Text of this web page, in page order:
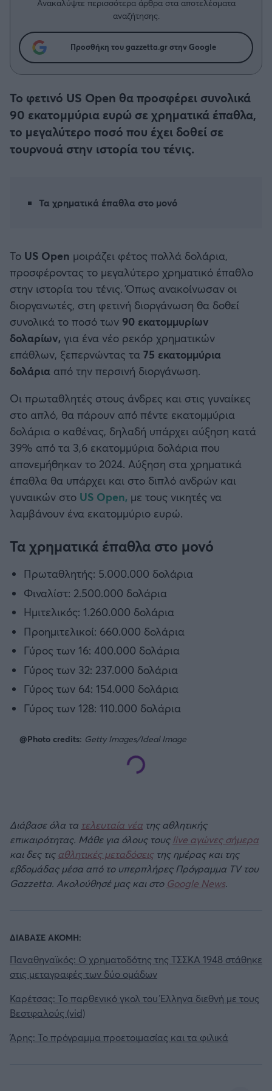
Δημήτρης Τσορμπατζόγλου
Λεβαδειακός
Βόλος
Ατρόμητος Αθηνών
Καλαμάτα
Ηρακλής
Μπαρτσελόνα
Ρεάλ Μαδρίτης
Ατλέτικο Μαδρίτης
Μάντσεστερ Γιουνάιτεντ
Μάντσεστερ Σίτι
Λίβερπουλ
Τσέλσι
Άρσεναλ
Γιουβέντους
Ίντερ
Μπάγερν Μονάχου
Παρί Σεν Ζερμέν
Συνεντεύξεις
Μια Ιστορία από την Πόλη
Ανακαλύψτε περισσότερα άρθρα στα αποτελέσματα
αναζήτησης.
Προσθήκη του gazzetta.gr στην Google
To φετινό US Open θα προσφέρει συνολικά
90 εκατομμύρια ευρώ σε χρηματικά έπαθλα,
το μεγαλύτερο ποσό που έχει δοθεί σε
τουρνουά στην ιστορία του τένις.
Τα χρηματικά έπαθλα στο μονό
Το US Open μοιράζει φέτος πολλά δολάρια,
προσφέροντας το μεγαλύτερο χρηματικό έπαθλο
στην ιστορία του τένις. Όπως ανακοίνωσαν οι
διοργανωτές, στη φετινή διοργάνωση θα δοθεί
συνολικά το ποσό των 90 εκατομμυρίων
δολαρίων, για ένα νέο ρεκόρ χρηματικών
επάθλων, ξεπερνώντας τα 75 εκατομμύρια
δολάρια από την περσινή διοργάνωση.
Οι πρωταθλητές στους άνδρες και στις γυναίκες
στο απλό, θα πάρουν από πέντε εκατομμύρια
δολάρια ο καθένας, δηλαδή υπάρχει αύξηση κατά
39% από τα 3,6 εκατομμύρια δολάρια που
απονεμήθηκαν το 2024. Αύξηση στα χρηματικά
έπαθλα θα υπάρχει και στο διπλό ανδρών και
γυναικών στο US Open, με τους νικητές να
λαμβάνουν ένα εκατομμύριο ευρώ.
Τα χρηματικά έπαθλα στο μονό
Πρωταθλητής: 5.000.000 δολάρια
Φιναλίστ: 2.500.000 δολάρια
Ημιτελικός: 1.260.000 δολάρια
Προημιτελικοί: 660.000 δολάρια
Γύρος των 16: 400.000 δολάρια
Γύρος των 32: 237.000 δολάρια
Γύρος των 64: 154.000 δολάρια
Γύρος των 128: 110.000 δολάρια
@Photo credits: Getty Images/Ideal Image
Διάβασε όλα τα τελευταία νέα της αθλητικής
επικαιρότητας. Μάθε για όλους τους live αγώνες σήμερα
και δες τιςαθλητικές μεταδόσειςτης ημέρας και της
εβδομάδας μέσα από το υπερπλήρες Πρόγραμμα TV του
Gazzetta. Ακολούθησέ μας και στο Google News.
ΔΙΑΒΑΣΕ ΑΚΟΜΗ:
Παναθηναϊκός: Ο χρηματοδότης της ΤΣΣΚΑ 1948 στάθηκε
στις μεταγραφές των δύο ομάδων
Καρέτσας: Το παρθενικό γκολ του Έλληνα διεθνή με τους
Βεστφαλούς (vid)
Άρης: Το πρόγραμμα προετοιμασίας και τα φιλικά